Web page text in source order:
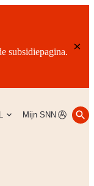
subsidiepagina.
Mijn SNN